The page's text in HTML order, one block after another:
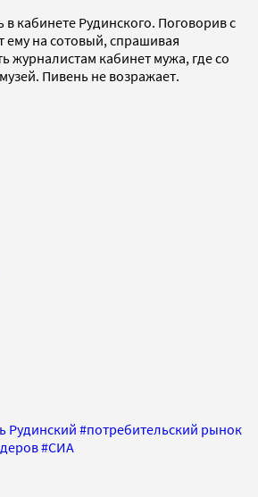
в кабинете Рудинского. Поговорив с
ему на сотовый, спрашивая
журналистам кабинет мужа, где со
Пивень не возражает.
Рудинский #потребительский рынок
#СИА